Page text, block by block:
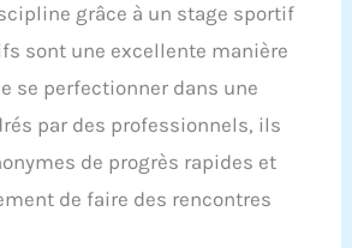
grâce à un stage sportif
sont une excellente manière
se perfectionner dans une
par des professionnels, ils
de progrès rapides et
de faire des rencontres